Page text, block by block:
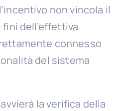
non vincola il
dell’effettiva
connesso
del sistema
la verifica della